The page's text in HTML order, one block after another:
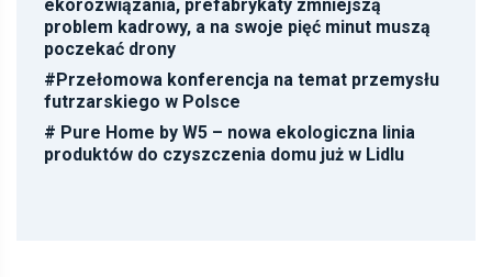
ekorozwiązania, prefabrykaty zmniejszą
problem kadrowy, a na swoje pięć minut muszą
poczekać drony
#Przełomowa konferencja na temat przemysłu
futrzarskiego w Polsce
# Pure Home by W5 – nowa ekologiczna linia
produktów do czyszczenia domu już w Lidlu